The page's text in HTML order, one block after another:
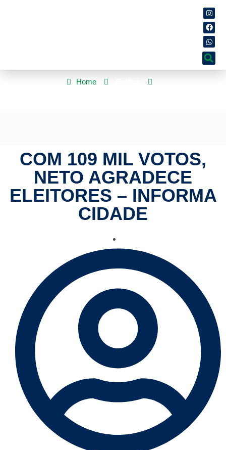
Home
COM 109 MIL VOTOS,
NETO AGRADECE
ELEITORES – INFORMA
CIDADE